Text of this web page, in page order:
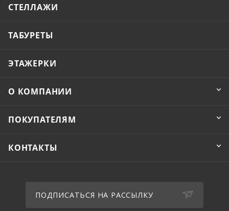
СТЕЛЛАЖИ
ТАБУРЕТЫ
ЭТАЖЕРКИ
О КОМПАНИИ
ПОКУПАТЕЛЯМ
КОНТАКТЫ
ПОДПИСАТЬСЯ НА РАССЫЛКУ